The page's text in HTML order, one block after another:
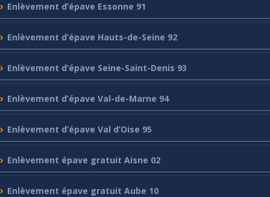
Enlèvement d’épave Essonne 91
Enlèvement d’épave Hauts-de-Seine 92
Enlèvement d’épave Seine-Saint-Denis 93
Enlèvement d’épave Val-de-Marne 94
Enlèvement d’épave Val d’Oise 95
Enlèvement épave gratuit Aisne 02
Enlèvement épave gratuit Aube 10